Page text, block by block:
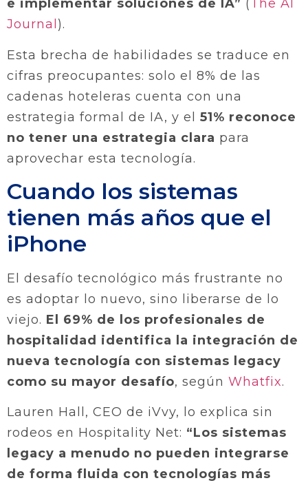
e implementar soluciones de IA” (The AI
Journal ).
Esta brecha de habilidades se traduce en
cifras preocupantes: solo el 8% de las
cadenas hoteleras cuenta con una
estrategia formal de IA, y el 51% reconoce
no tener una estrategia clara para
aprovechar esta tecnología.
Cuando los sistemas
tienen más años que el
iPhone
El desafío tecnológico más frustrante no
es adoptar lo nuevo, sino liberarse de lo
viejo. El 69% de los profesionales de
hospitalidad identifica la integración de
nueva tecnología con sistemas legacy
como su mayor desafío, según Whatfix.
Lauren Hall, CEO de iVvy, lo explica sin
rodeos en Hospitality Net: “Los sistemas
legacy a menudo no pueden integrarse
de forma fluida con tecnologías más